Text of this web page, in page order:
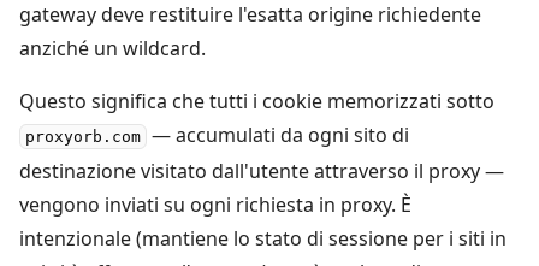
gateway deve restituire l'esatta origine richiedente
anziché un wildcard.
Questo significa che tutti i cookie memorizzati sotto
proxyorb.com — accumulati da ogni sito di
destinazione visitato dall'utente attraverso il proxy —
vengono inviati su ogni richiesta in proxy. È
intenzionale (mantiene lo stato di sessione per i siti in